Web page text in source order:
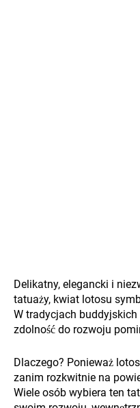
Delikatny, elegancki i
tatuaży, kwiat lotosu
W tradycjach
zdolność do rozwoju
Dlaczego? Ponieważ
zanim rozkwitnie na
Wiele osób wybiera ten